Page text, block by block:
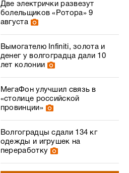
Две электрички развезут
болельщиков «Ротора» 9
августа
Вымогателю Infiniti, золота и
денег у волгоградца дали 10
лет колонии
МегаФон улучшил связь в
«столице российской
провинции»
Волгоградцы сдали 134 кг
одежды и игрушек на
переработку